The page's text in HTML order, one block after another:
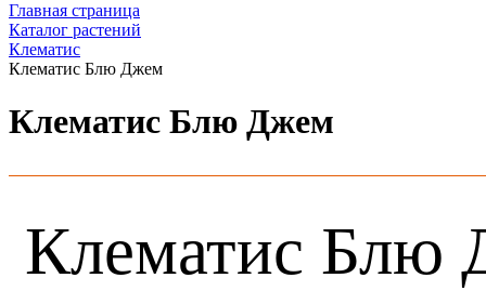
Главная страница
Каталог растений
Клематис
Клематис Блю Джем
Клематис Блю Джем
Клематис Блю